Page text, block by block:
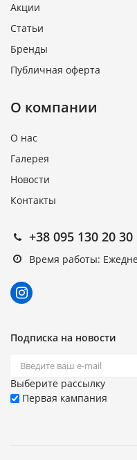
Акции
Статьи
Бренды
Публичная оферта
О компании
О нас
Галерея
Новости
Контакты
+38 095 130 20 30
Время работы:
Подписка на новости
Выберите рассылку
Первая кампания